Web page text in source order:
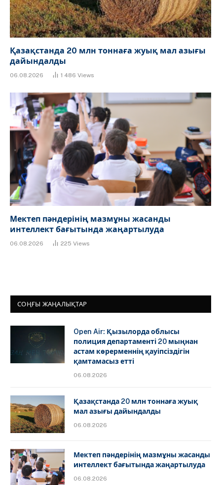
Қазақстанда 20 млн тоннаға жуық мал азығы
дайындалды
06.08.2026 1 486 Views
Мектеп пәндерінің мазмұны жасанды
интеллект бағытында жаңартылуда
06.08.2026 225 Views
СОҢҒЫ ЖАҢАЛЫҚТАР
Open Air: Қызылорда облысы
полиция департаменті 20 мыңнан
астам көрерменнің қауіпсіздігін
қамтамасыз етті
06.08.2026
Қазақстанда 20 млн тоннаға жуық
мал азығы дайындалды
06.08.2026
Мектеп пәндерінің мазмұны жасанды
интеллект бағытында жаңартылуда
06.08.2026